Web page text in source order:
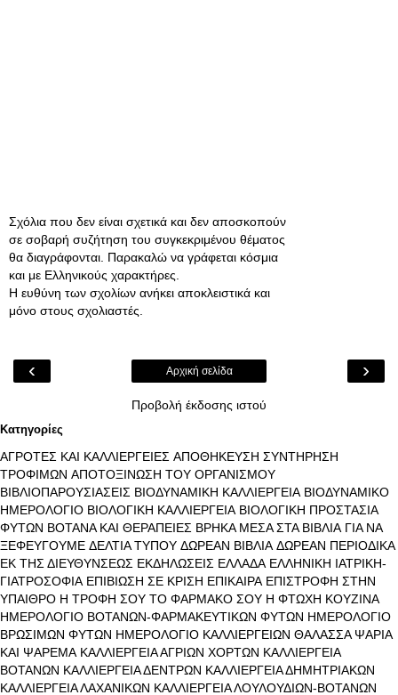
Σχόλια που δεν είναι σχετικά και δεν αποσκοπούν
σε σοβαρή συζήτηση του συγκεκριμένου θέματος
θα διαγράφονται. Παρακαλώ να γράφεται κόσμια
και με Ελληνικούς χαρακτήρες.
Η ευθύνη των σχολίων ανήκει αποκλειστικά και
μόνο στους σχολιαστές.
‹ ›
Αρχική σελίδα
Προβολή έκδοσης ιστού
Κατηγορίες
ΑΓΡΟΤΕΣ ΚΑΙ ΚΑΛΛΙΕΡΓΕΙΕΣ ΑΠΟΘΗΚΕΥΣΗ ΣΥΝΤΗΡΗΣΗ
ΤΡΟΦΙΜΩΝ ΑΠΟΤΟΞΙΝΩΣΗ ΤΟΥ ΟΡΓΑΝΙΣΜΟΥ
ΒΙΒΛΙΟΠΑΡΟΥΣΙΑΣΕΙΣ ΒΙΟΔΥΝΑΜΙΚΗ ΚΑΛΛΙΕΡΓΕΙΑ ΒΙΟΔΥΝΑΜΙΚΟ
ΗΜΕΡΟΛΟΓΙΟ ΒΙΟΛΟΓΙΚΗ ΚΑΛΛΙΕΡΓΕΙΑ ΒΙΟΛΟΓΙΚΗ ΠΡΟΣΤΑΣΙΑ
ΦΥΤΩΝ ΒΟΤΑΝΑ ΚΑΙ ΘΕΡΑΠΕΙΕΣ ΒΡΗΚΑ ΜΕΣΑ ΣΤΑ ΒΙΒΛΙΑ ΓΙΑ ΝΑ
ΞΕΦΕΥΓΟΥΜΕ ΔΕΛΤΙΑ ΤΥΠΟΥ ΔΩΡΕΑΝ ΒΙΒΛΙΑ ΔΩΡΕΑΝ ΠΕΡΙΟΔΙΚΑ
ΕΚ ΤΗΣ ΔΙΕΥΘΥΝΣΕΩΣ ΕΚΔΗΛΩΣΕΙΣ ΕΛΛΑΔΑ ΕΛΛΗΝΙΚΗ ΙΑΤΡΙΚΗ-
ΓΙΑΤΡΟΣΟΦΙΑ ΕΠΙΒΙΩΣΗ ΣΕ ΚΡΙΣΗ ΕΠΙΚΑΙΡΑ ΕΠΙΣΤΡΟΦΗ ΣΤΗΝ
ΥΠΑΙΘΡΟ Η ΤΡΟΦΗ ΣΟΥ ΤΟ ΦΑΡΜΑΚΟ ΣΟΥ Η ΦΤΩΧΗ ΚΟΥΖΙΝΑ
ΗΜΕΡΟΛΟΓΙΟ ΒΟΤΑΝΩΝ-ΦΑΡΜΑΚΕΥΤΙΚΩΝ ΦΥΤΩΝ ΗΜΕΡΟΛΟΓΙΟ
ΒΡΩΣΙΜΩΝ ΦΥΤΩΝ ΗΜΕΡΟΛΟΓΙΟ ΚΑΛΛΙΕΡΓΕΙΩΝ ΘΑΛΑΣΣΑ ΨΑΡΙΑ
ΚΑΙ ΨΑΡΕΜΑ ΚΑΛΛΙΕΡΓΕΙΑ ΑΓΡΙΩΝ ΧΟΡΤΩΝ ΚΑΛΛΙΕΡΓΕΙΑ
ΒΟΤΑΝΩΝ ΚΑΛΛΙΕΡΓΕΙΑ ΔΕΝΤΡΩΝ ΚΑΛΛΙΕΡΓΕΙΑ ΔΗΜΗΤΡΙΑΚΩΝ
ΚΑΛΛΙΕΡΓΕΙΑ ΛΑΧΑΝΙΚΩΝ ΚΑΛΛΙΕΡΓΕΙΑ ΛΟΥΛΟΥΔΙΩΝ-ΒΟΤΑΝΩΝ